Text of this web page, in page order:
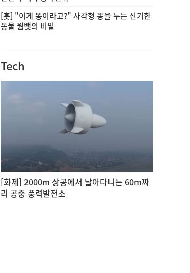
[훗] "이게 똥이라고?" 사각형 똥을 누는 신기한
동물 웜뱃의 비밀
Tech
[화제] 2000m 상공에서 날아다니는 60m짜
리 공중 풍력발전소